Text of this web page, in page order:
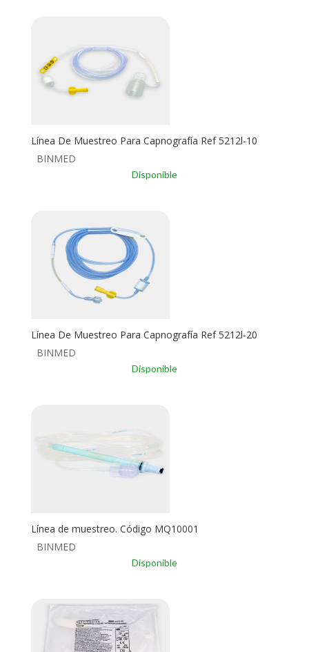
Línea De Muestreo Para Capnografía Ref 5212l-10
BINMED
Disponible
Línea De Muestreo Para Capnografía Ref 5212l-20
BINMED
Disponible
Línea de muestreo. Código MQ10001
BINMED
Disponible